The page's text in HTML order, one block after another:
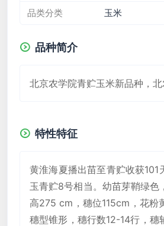
品类分类 玉米
品种简介
北京农学院青贮玉米新品种，北
特性特征
黄淮海夏播出苗至青贮收获101
玉青贮8号相当。幼苗芽鞘绿色
高275 cm，穗位115cm，花粉
穗型锥形，穗行数12-14行，穗